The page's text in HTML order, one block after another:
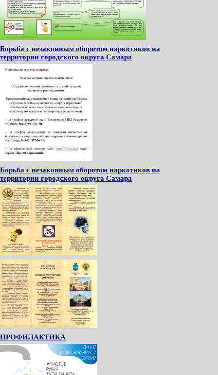
Борьба с незаконным оборотом наркотиков на
территории городского округа Самара
Борьба с незаконным оборотом наркотиков на
территории городского округа Самара
ПРОФИЛАКТИКА